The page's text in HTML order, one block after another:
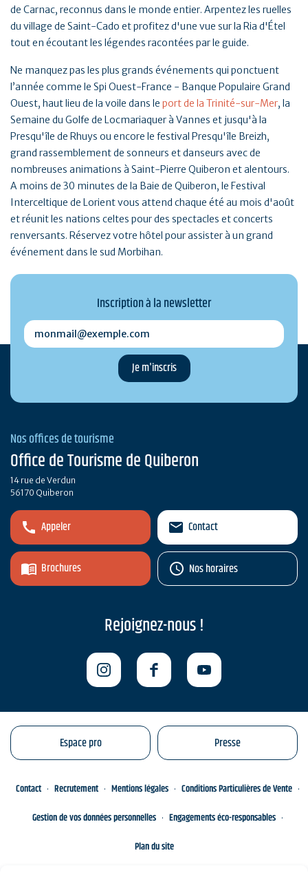
de Carnac, reconnus dans le monde entier. Arpentez les ruelles
du village de Saint-Cado et profitez d'une vue sur la Ria d'Étel
tout en écoutant les légendes racontées par le guide.
Ne manquez pas les plus grands événements qui ponctuent
l’année comme le Spi Ouest-France - Banque Populaire Grand
Ouest, haut lieu de la voile dans le port de la Trinité-sur-Mer, la
Semaine du Golfe de Locmariaquer à Vannes et jusqu'à la
Presqu'île de Rhuys ou encore le festival Presqu'île Breizh,
grand rassemblement de sonneurs et danseurs avec de
nombreuses animations à Saint-Pierre Quiberon et alentours.
A moins de 30 minutes de la Baie de Quiberon, le Festival
Interceltique de Lorient vous attend chaque été au mois d'août
et réunit les nations celtes pour des spectacles et concerts
renversants. Réservez votre hôtel pour assister à un grand
événement dans le sud Morbihan.
Inscription à la newsletter
monmail@exemple.com
Nos offices de tourisme
Office de Tourisme de Quiberon
14 rue de Verdun
56170 Quiberon
Appeler
Brochures
Contact
Nos horaires
Rejoignez-nous !
Espace pro Presse
Contact Recrutement Mentions légales
Conditions Particulières de Vente
Gestion de vos données personnelles
Engagements éco-responsables
Plan du site